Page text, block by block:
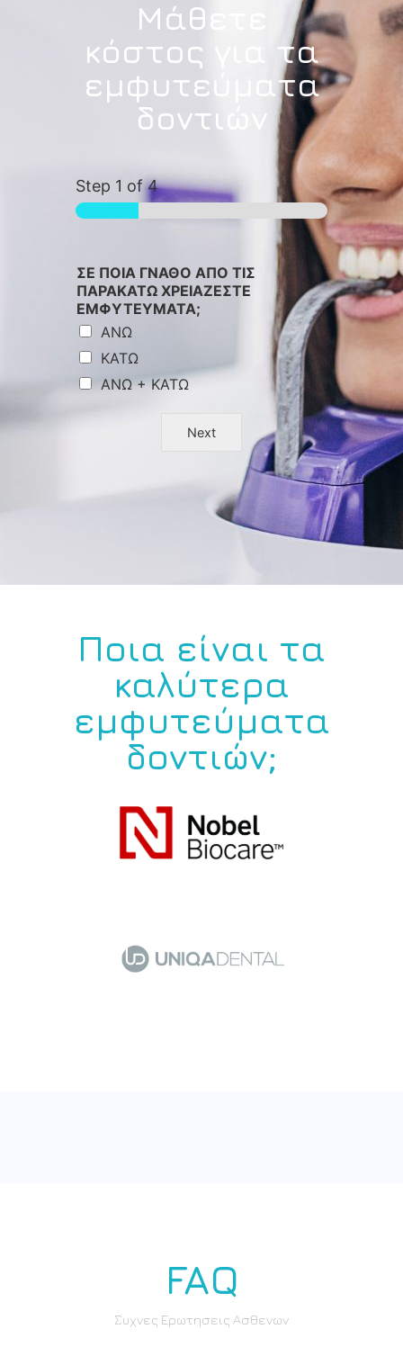
Μάθετε
κόστος για τα
εμφυτεύματα
δοντιών
Step 1 of 4
ΣΕ ΠΟΙΑ ΓΝΑΘΟ ΑΠΟ ΤΙΣ
ΠΑΡΑΚΑΤΩ ΧΡΕΙΑΖΕΣΤΕ
ΕΜΦΥΤΕΥΜΑΤΑ;
ΑΝΩ
ΚΑΤΩ
ΑΝΩ + ΚΑΤΩ
Next
Ποια είναι τα
καλύτερα
εμφυτεύματα
δοντιών;
FAQ
Συχνες Ερωτησεις Ασθενων